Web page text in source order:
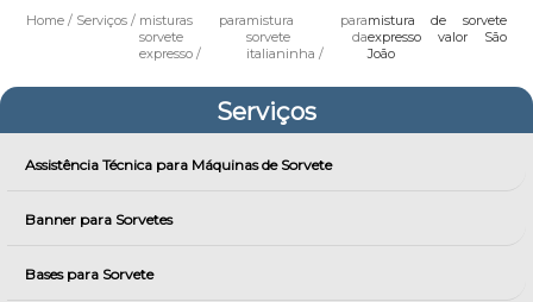
Home Serviços
misturas para
sorvete
expresso
mistura para
sorvete da
italianinha
mistura de sorvete
expresso valor São
João
Serviços
Assistência Técnica para Máquinas de Sorvete
Banner para Sorvetes
Bases para Sorvete